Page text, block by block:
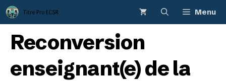
Aller
au
contenu
Menu
Reconversion
enseignant(e) de la